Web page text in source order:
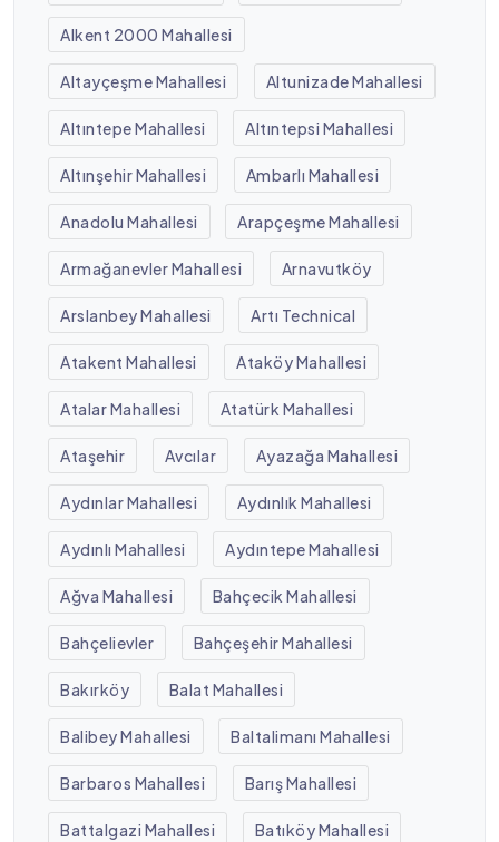
Alkent 2000 Mahallesi
Altayçeşme Mahallesi Altunizade Mahallesi
Altıntepe Mahallesi Altıntepsi Mahallesi
Altınşehir Mahallesi Ambarlı Mahallesi
Anadolu Mahallesi Arapçeşme Mahallesi
Armağanevler Mahallesi Arnavutköy
Arslanbey Mahallesi Artı Technical
Atakent Mahallesi Ataköy Mahallesi
Atalar Mahallesi Atatürk Mahallesi
Ataşehir Avcılar Ayazağa Mahallesi
Aydınlar Mahallesi Aydınlık Mahallesi
Aydınlı Mahallesi Aydıntepe Mahallesi
Ağva Mahallesi Bahçecik Mahallesi
Bahçelievler Bahçeşehir Mahallesi
Bakırköy Balat Mahallesi
Balibey Mahallesi Baltalimanı Mahallesi
Barbaros Mahallesi Barış Mahallesi
Battalgazi Mahallesi Batıköy Mahallesi